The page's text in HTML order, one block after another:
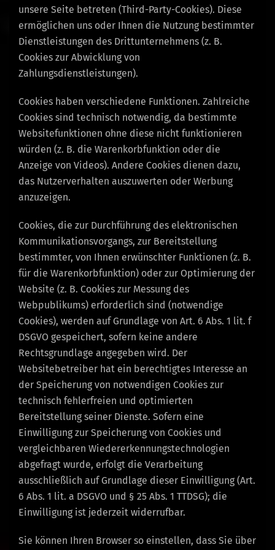
unsere Seite betreten (Third-Party-Cookies). Diese
ermöglichen uns oder Ihnen die Nutzung bestimmter
Dienstleistungen des Drittunternehmens (z. B.
Cookies zur Abwicklung von
Zahlungsdienstleistungen).
Cookies haben verschiedene Funktionen. Zahlreiche
Cookies sind technisch notwendig, da bestimmte
Websitefunktionen ohne diese nicht funktionieren
würden (z. B. die Warenkorbfunktion oder die
Anzeige von Videos). Andere Cookies dienen dazu,
das Nutzerverhalten auszuwerten oder Werbung
anzuzeigen.
Cookies, die zur Durchführung des elektronischen
Kommunikationsvorgangs, zur Bereitstellung
bestimmter, von Ihnen erwünschter Funktionen (z. B.
für die Warenkorbfunktion) oder zur Optimierung der
Website (z. B. Cookies zur Messung des
Webpublikums) erforderlich sind (notwendige
Cookies), werden auf Grundlage von Art. 6 Abs. 1 lit. f
DSGVO gespeichert, sofern keine andere
Rechtsgrundlage angegeben wird. Der
Websitebetreiber hat ein berechtigtes Interesse an
der Speicherung von notwendigen Cookies zur
technisch fehlerfreien und optimierten
Bereitstellung seiner Dienste. Sofern eine
Einwilligung zur Speicherung von Cookies und
vergleichbaren Wiedererkennungstechnologien
abgefragt wurde, erfolgt die Verarbeitung
ausschließlich auf Grundlage dieser Einwilligung (Art.
6 Abs. 1 lit. a DSGVO und § 25 Abs. 1 TTDSG); die
Einwilligung ist jederzeit widerrufbar.
Sie können Ihren Browser so einstellen, dass Sie über